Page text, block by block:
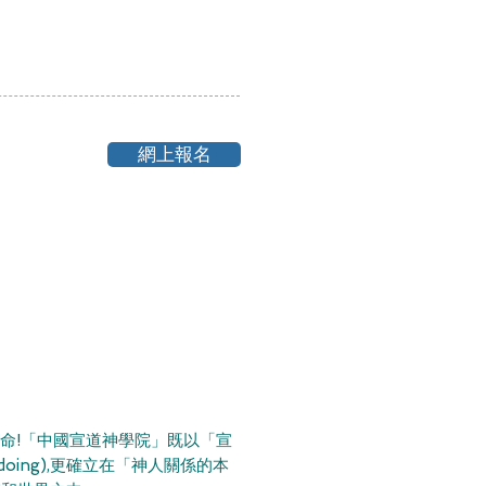
!「中國宣道神學院」既以「宣
更確立在「神人關係的本
網上報名